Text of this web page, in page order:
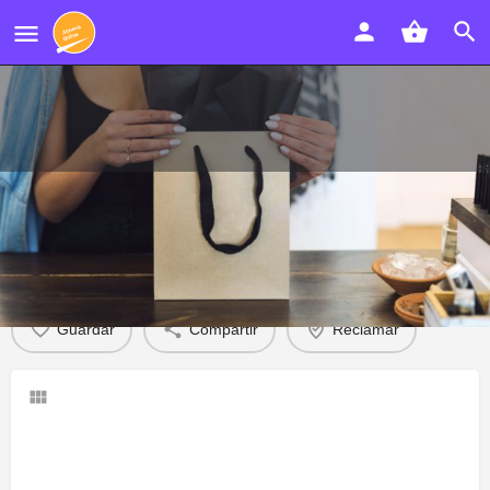
El Taller
Descripción Opiniones
Guardar Compartir Reclamar